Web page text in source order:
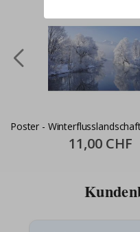
Poster -
Special
Price
11,00 CHF